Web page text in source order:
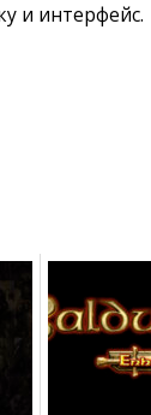
и интерфейс.